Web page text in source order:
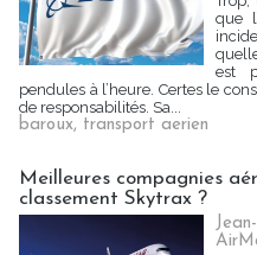
que
est
pendules à l’heure. Certes le
de responsabilités. Sa...
baroux, transport aerien
Meilleures compagnies
classement Skytrax ?